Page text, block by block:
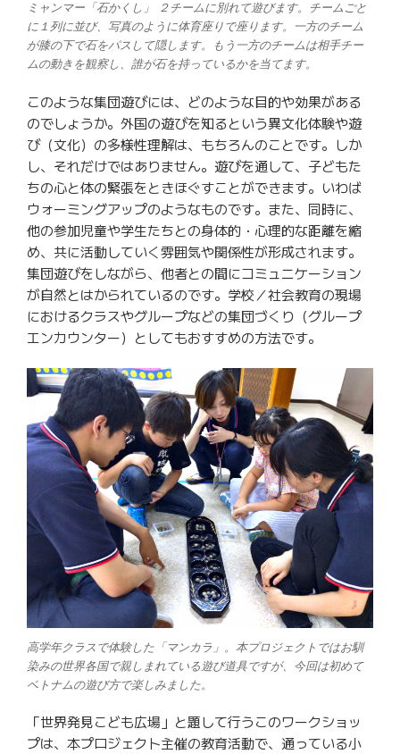
ミャンマー「石かくし」 ２チームに別れて遊びます。チームごと
に１列に並び、写真のように体育座りで座ります。一方のチーム
が膝の下で石をパスして隠します。もう一方のチームは相手チー
ムの動きを観察し、誰が石を持っているかを当てます。
このような集団遊びには、どのような目的や効果がある
のでしょうか。 外国の遊びを知るという異文化体験や遊
び（文化） の多様性理解は、もちろんのことです。しか
し、 それだけではありません。遊びを通して、 子どもた
ちの心と体の緊張をときほぐすことができます。 いわば
ウォーミングアップのようなものです。また、同時に、
他の参加児童や学生たちとの身体的・心理的な距離を縮
め、 共に活動していく雰囲気や関係性が形成されます。
集団遊びをしながら、他者との間にコミュニケーション
が自然とはかられているのです。学校／社会教育の現場
におけるクラスやグループなどの集団づくり（グループ
エンカウンター）としてもおすすめの方法です。
高学年クラスで体験した「マンカラ」。本プロジェクトではお馴
染みの世界各国で親しまれている遊び道具ですが、今回は初めて
ベトナムの遊び方で楽しみました。
「世界発見こども広場」と題して行うこのワークショッ
プは、本プロジェクト主催の教育活動で、通っている小